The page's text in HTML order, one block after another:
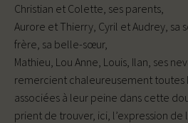
Christian et Colette, ses parents,
Aurore et Thierry, Cyril et Audrey, sa
frère, sa belle-sœur,
Mathieu, Lou Anne, Louis, Ilan, ses
remercient chaleureusement toutes
associées à leur peine dans cette
prient de trouver, ici, l’expression